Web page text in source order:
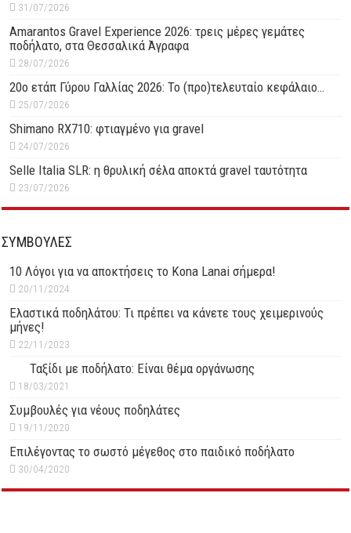
31/07/2026
Amarantos Gravel Experience 2026: τρεις μέρες γεμάτες
ποδήλατο, στα Θεσσαλικά Άγραφα
28/07/2026
20ο ετάπ Γύρου Γαλλίας 2026: Το (προ)τελευταίο κεφάλαιο…
25/07/2026
Shimano RX710: φτιαγμένο για gravel
24/07/2026
Selle Italia SLR: η θρυλική σέλα αποκτά gravel ταυτότητα
23/07/2026
ΣΥΜΒΟΥΛΕΣ
10 Λόγοι για να αποκτήσεις το Kona Lanai σήμερα!
20/11/2024
Ελαστικά ποδηλάτου: Τι πρέπει να κάνετε τους χειμερινούς
μήνες!
22/11/2023
Ταξίδι με ποδήλατο: Είναι θέμα οργάνωσης
18/03/2021
Συμβουλές για νέους ποδηλάτες
19/11/2020
Επιλέγοντας το σωστό μέγεθος στο παιδικό ποδήλατο
30/04/2020